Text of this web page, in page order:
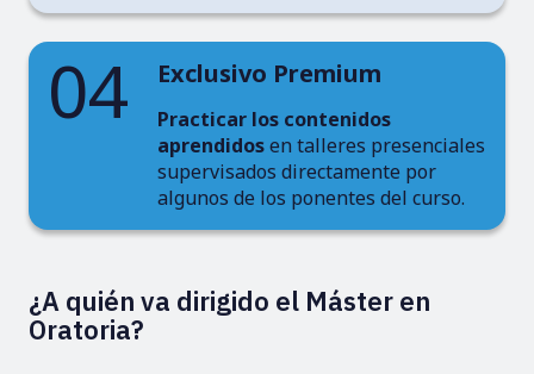
04 Exclusivo Premium
Practicar los contenidos
aprendidosen talleres presenciales
supervisados directamente por
algunos de los ponentes del curso.
¿A quién va dirigido el Máster en
Oratoria?